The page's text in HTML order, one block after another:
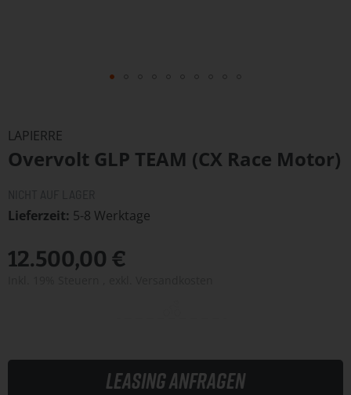
der
Bildergalerie
LAPIERRE
Overvolt GLP TEAM (CX Race Motor)
Lieferzeit 5-8 Werktage
12.500,00 €
Leasing anfragen